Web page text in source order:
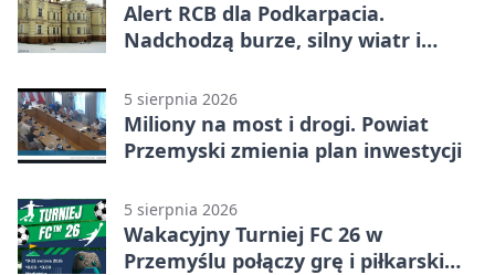
Alert RCB dla Podkarpacia.
Nadchodzą burze, silny wiatr i
5 sierpnia 2026
Miliony na most i drogi. Powiat
Przemyski zmienia plan inwestycji
5 sierpnia 2026
Wakacyjny Turniej FC 26 w
Przemyślu połączy grę i piłkarski